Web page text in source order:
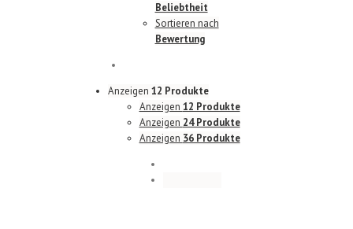
Beliebtheit
Sortieren nach
Bewertung
Anzeigen 12 Produkte
Anzeigen 12 Produkte
Anzeigen 24 Produkte
Anzeigen 36 Produkte